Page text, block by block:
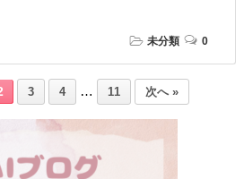
未分類 0
3 4 … 11 次へ »